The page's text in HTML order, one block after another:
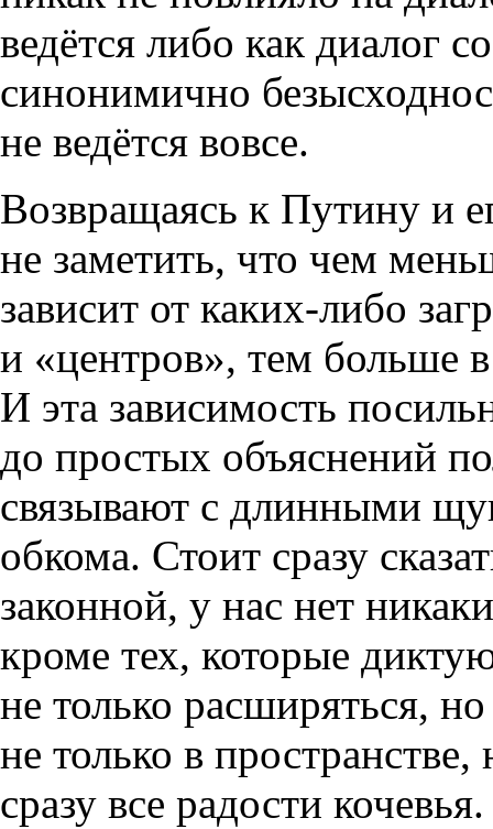
ведётся либо как диалог
синонимично
не ведётся вовсе.
Возвращаясь к Путину и
не заметить, что чем
зависит от каких-либо
и «центров», тем больше
И эта зависимость
до простых объяснений
связывают с длинными
обкома. Стоит сразу
законной, у нас нет
кроме тех, которые
не только расширяться,
не только в
сразу все радости кочевья.